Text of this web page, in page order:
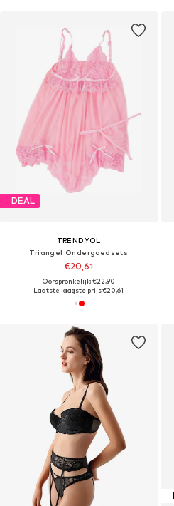
DEAL
TRENDYOL
Triangel Ondergoedsets
€20,61
Oorspronkelijk: €22,90
Laatste laagste prijs:€20,61